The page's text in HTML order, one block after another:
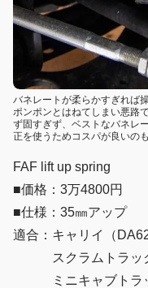
バネレートが柔らかすぎれば
ポンポンとはねてしまい悪路
ず固すぎず、ベストなバネレ
正を使うためコスパが良いのも
FAF lift up spring
■価格：3万4800円
■仕様：35㎜アップ
適合：キャリイ（
スクラムトラック
ミニキャブトラッ